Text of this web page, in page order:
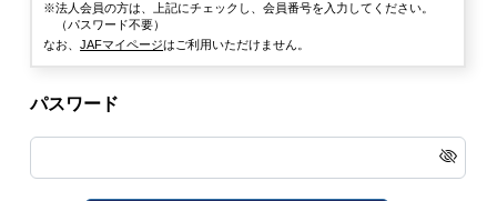
法人会員の方は、上記にチェックし、会員番号を入力してください。
（パスワード不要）
なお、JAFマイページはご利用いただけません。
パスワード